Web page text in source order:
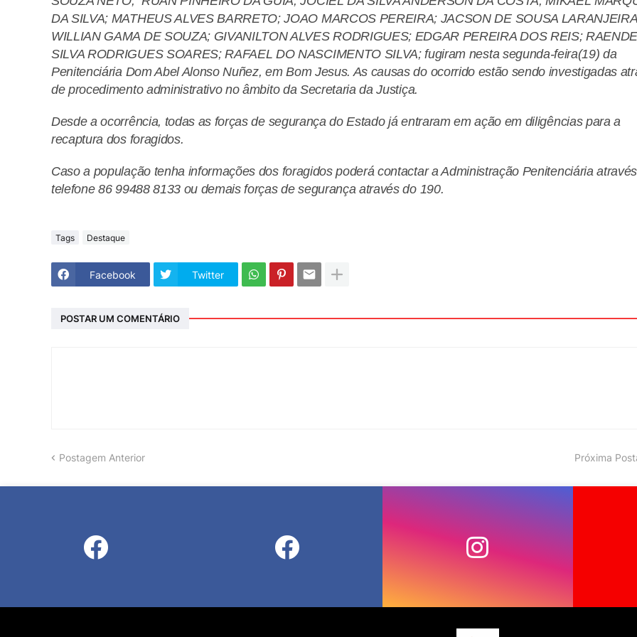
DA SILVA; MATHEUS ALVES BARRETO; JOAO MARCOS PEREIRA; JACSON DE SOUSA
WILLIAN GAMA DE SOUZA; GIVANILTON ALVES RODRIGUES; EDGAR PEREIRA DOS REIS;
SILVA RODRIGUES SOARES; RAFAEL DO NASCIMENTO SILVA; fugiram nesta segunda-feira(19) da
Penitenciária Dom Abel Alonso Nuñez, em Bom Jesus. As causas do ocorrido estão sendo investigadas
de procedimento administrativo no âmbito da Secretaria da Justiça.
Desde a ocorrência, todas as forças de segurança do Estado já entraram em ação em diligências para a
recaptura dos foragidos.
Caso a população tenha informações dos foragidos poderá contactar a Administração Penitenciária
telefone 86 99488 8133 ou demais forças de segurança através do 190.
Tags Destaque
Facebook Twitter
POSTAR UM COMENTÁRIO
Postagem Anterior Próxima